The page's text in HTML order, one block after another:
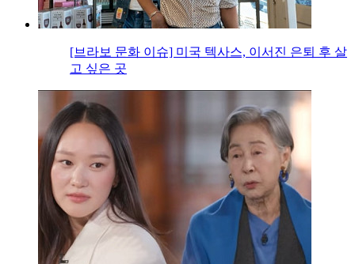
[브라보 문화 이슈] 미국 텍사스, 이서진 은퇴 후 살
고 싶은 곳